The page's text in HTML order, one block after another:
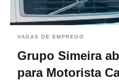
VAGAS DE EMPREGO
Grupo Simeira
para Motorista